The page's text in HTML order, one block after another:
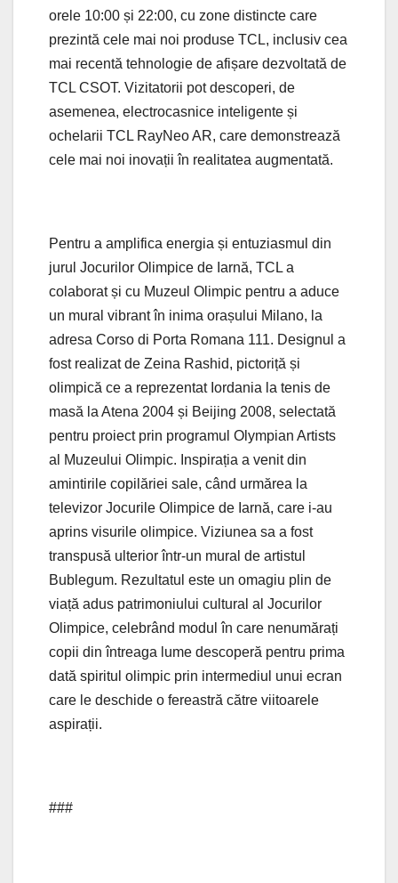
orele 10:00 și 22:00, cu zone distincte care
prezintă cele mai noi produse TCL, inclusiv cea
mai recentă tehnologie de afișare dezvoltată de
TCL CSOT. Vizitatorii pot descoperi, de
asemenea, electrocasnice inteligente și
ochelarii TCL RayNeo AR, care demonstrează
cele mai noi inovații în realitatea augmentată.
Pentru a amplifica energia și entuziasmul din
jurul Jocurilor Olimpice de Iarnă, TCL a
colaborat și cu Muzeul Olimpic pentru a aduce
un mural vibrant în inima orașului Milano, la
adresa Corso di Porta Romana 111. Designul a
fost realizat de Zeina Rashid, pictoriță și
olimpică ce a reprezentat Iordania la tenis de
masă la Atena 2004 și Beijing 2008, selectată
pentru proiect prin programul Olympian Artists
al Muzeului Olimpic. Inspirația a venit din
amintirile copilăriei sale, când urmărea la
televizor Jocurile Olimpice de Iarnă, care i-au
aprins visurile olimpice. Viziunea sa a fost
transpusă ulterior într-un mural de artistul
Bublegum. Rezultatul este un omagiu plin de
viață adus patrimoniului cultural al Jocurilor
Olimpice, celebrând modul în care nenumărați
copii din întreaga lume descoperă pentru prima
dată spiritul olimpic prin intermediul unui ecran
care le deschide o fereastră către viitoarele
aspirații.
###